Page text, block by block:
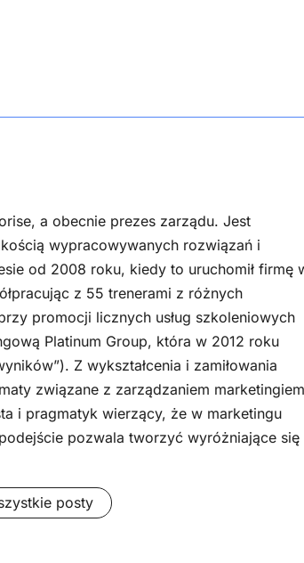
a obecnie prezes zarządu. Jest
wypracowywanych rozwiązań i
od 2008 roku, kiedy to uruchomił firmę
z 55 trenerami z różnych
promocji licznych usług szkoleniowych
Platinum Group, która w 2012 roku
Z wykształcenia i zamiłowania
związane z zarządzaniem
i pragmatyk wierzący, że w marketingu
pozwala tworzyć wyróżniające się
posty